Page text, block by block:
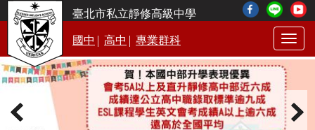
臺北市私立靜修高級中學
國中 | 高中 | 專業群科